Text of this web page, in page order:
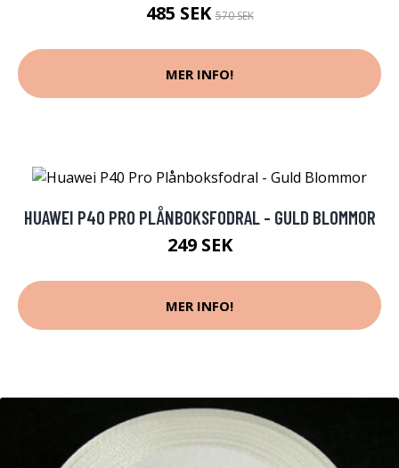
485 SEK570 SEK
MER INFO!
HUAWEI P40 PRO PLÅNBOKSFODRAL - GULD BLOMMOR
249 SEK
MER INFO!